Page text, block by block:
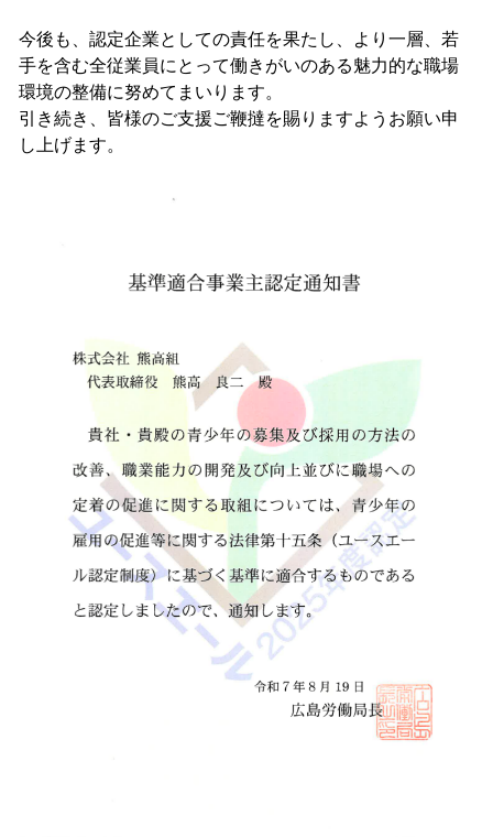
​今後も、認定企業としての責任を果たし、より一層、若
手を含む全従業員にとって働きがいのある魅力的な職場
環境の整備に努めてまいります。
​引き続き、皆様のご支援ご鞭撻を賜りますようお願い申
し上げます。